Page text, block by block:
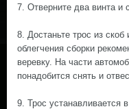
7. Отверните два винта и
8. Достаньте трос из
облегчения сборки
веревку. На части
понадобится снять и
9. Трос устанавливается